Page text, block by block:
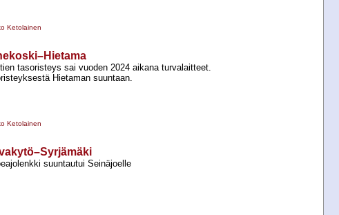
Ketolainen
tasoristeys sai vuoden 2024 aikana turvalaitteet.
Hietaman suuntaan.
Ketolainen
suuntautui Seinäjoelle